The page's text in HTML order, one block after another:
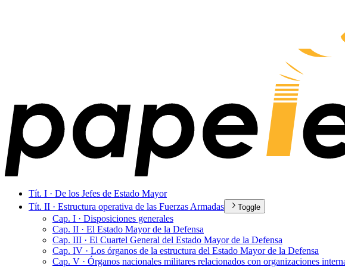
Tít. I · De los Jefes de Estado Mayor
Tít. II · Estructura operativa de las Fuerzas Armadas
Toggle
Cap. I · Disposiciones generales
Cap. II · El Estado Mayor de la Defensa
Cap. III · El Cuartel General del Estado Mayor de la Defensa
Cap. IV · Los órganos de la estructura del Estado Mayor de la Defensa
Cap. V · Órganos nacionales militares relacionados con organizaciones